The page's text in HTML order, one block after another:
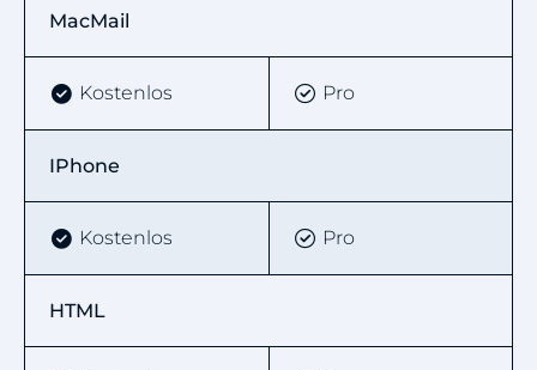
MacMail
Kostenlos Pro
IPhone
Kostenlos Pro
HTML